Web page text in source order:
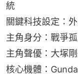
統
關鍵科技設定：
主角身分：戰爭
主角聲優：大塚
核心機體：